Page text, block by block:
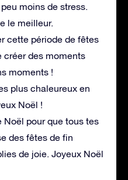
moins de stress.
le meilleur.
cette période de fêtes
créer des moments
moments !
plus chaleureux en
Noël !
Noël pour que tous tes
des fêtes de fin
de joie. Joyeux Noël